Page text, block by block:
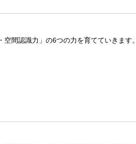
間認識力」の6つの力を育てていきます。